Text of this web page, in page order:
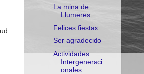
La mina de
Llumeres
Felices fiestas
Ser agradecido
Actividades
Intergeneraci
onales